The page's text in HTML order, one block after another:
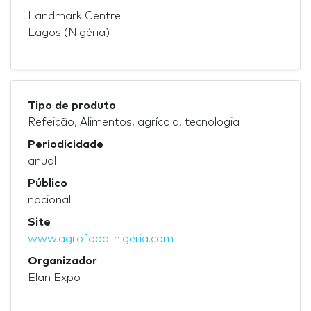
Landmark Centre
Lagos (Nigéria)
Tipo de produto
Refeição, Alimentos, agrícola, tecnologia
Periodicidade
anual
Público
nacional
Site
www.agrofood-nigeria.com
Organizador
Elan Expo